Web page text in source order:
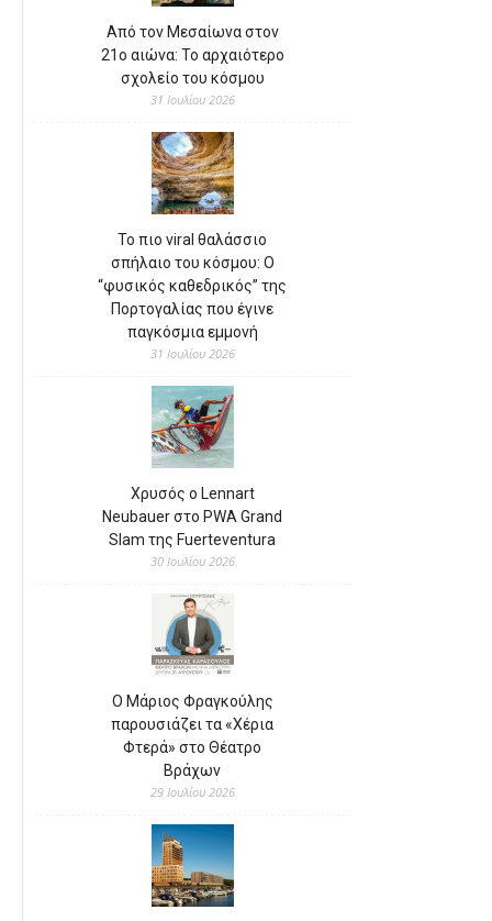
Από τον Μεσαίωνα στον
21ο αιώνα: Το αρχαιότερο
σχολείο του κόσμου
31 Ιουλίου 2026
Το πιο viral θαλάσσιο
σπήλαιο του κόσμου: Ο
“φυσικός καθεδρικός” της
Πορτογαλίας που έγινε
παγκόσμια εμμονή
31 Ιουλίου 2026
Χρυσός ο Lennart
Neubauer στο PWA Grand
Slam της Fuerteventura
30 Ιουλίου 2026
Ο Μάριος Φραγκούλης
παρουσιάζει τα «Χέρια
Φτερά» στο Θέατρο
Βράχων
29 Ιουλίου 2026